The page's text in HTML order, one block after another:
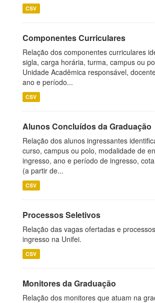
CSV
Componentes Curriculares
Relação dos componentes curriculares
sigla, carga horária, turma, campus ou
Unidade Acadêmica responsável,
ano e período...
CSV
Alunos Concluídos da Graduação
Relação dos alunos ingressantes
curso, campus ou polo, modalidade de
ingresso, ano e período de ingresso,
(a partir de...
CSV
Processos Seletivos
Relação das vagas ofertadas e
ingresso na Unifei.
CSV
Monitores da Graduação
Relação dos monitores que atuam na